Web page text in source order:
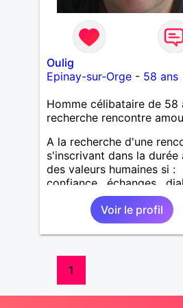
Oulig
Epinay-sur-Orge- 58 ans
Homme célibataire de 58
recherche rencontre
A la recherche d'une
s'inscrivant dans la durée
des valeurs humaines si :
confiance , échanges ,
, fidélité , partage .... vous
interpelle
Voir le profil
1